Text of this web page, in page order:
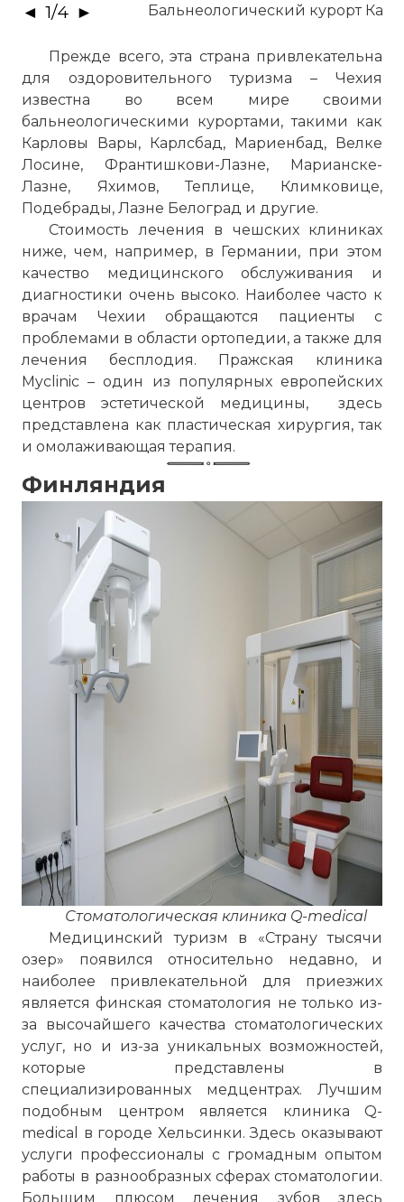
Бальнеологический курорт
◄ 1/4 ►
Прежде всего, эта страна привлекательна
для оздоровительного туризма – Чехия
известна во всем мире своими
бальнеологическими курортами, такими как
Карловы Вары, Карлсбад, Мариенбад, Велке
Лосине, Франтишкови-Лазне, Марианске-
Лазне, Яхимов, Теплице, Климковице,
Подебрады, Лазне Белоград и другие.
Стоимость лечения в чешских клиниках
ниже, чем, например, в Германии, при этом
качество медицинского обслуживания и
диагностики очень высоко. Наиболее часто к
врачам Чехии обращаются пациенты с
проблемами в области ортопедии, а также для
лечения бесплодия. Пражская клиника
Myclinic – один из популярных европейских
центров эстетической медицины, здесь
представлена как пластическая хирургия, так
и омолаживающая терапия.
Финляндия
Стоматологическая клиника Q-medical
Медицинский туризм в «Страну тысячи
озер» появился относительно недавно, и
наиболее привлекательной для приезжих
является финская стоматология не только из-
за высочайшего качества стоматологических
услуг, но и из-за уникальных возможностей,
которые представлены в
специализированных медцентрах. Лучшим
подобным центром является клиника Q-
medical в городе Хельсинки. Здесь оказывают
услуги профессионалы с громадным опытом
работы в разнообразных сферах стоматологии.
Большим плюсом лечения зубов здесь